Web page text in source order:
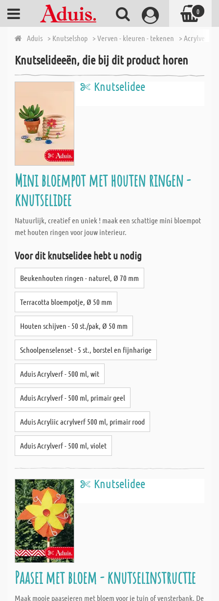
Aduis > Knutselshop > Verven - kleuren - tekenen > Acrylverf
Knutselideeën, die bij dit product horen
Knutselidee
Mini bloempot met houten ringen -
knutselidee
Natuurlijk, creatief en uniek ! maak een schattige mini bloempot
met houten ringen voor jouw interieur.
Voor dit knutselidee hebt u nodig
Beukenhouten ringen - naturel, Ø 70 mm
Terracotta bloempotje, Ø 50 mm
Houten schijven - 50 st./pak, Ø 50 mm
Schoolpenselenset - 5 st., borstel en fijnharige
Aduis Acrylverf - 500 ml, wit
Aduis Acrylverf - 500 ml, primair geel
Aduis Acryliic acrylverf 500 ml, primair rood
Aduis Acrylverf - 500 ml, violet
Knutselidee
Paasei met bloem - knutselinstructie
Maak mooie paaseieren met bloem voor je tuin of vensterbank. De
0